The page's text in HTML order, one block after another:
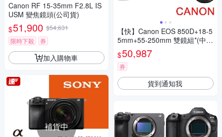
Canon RF 15-35mm F2.8L IS
USM 變焦鏡頭(公司貨)
$51,900 $54,631
限時下殺
券
加入購物車
補貨中
【快】Canon EOS 850D+18-5
5mm+55-250mm 雙鏡組*(中文
平輸)
$50,987
券
貨到通知我